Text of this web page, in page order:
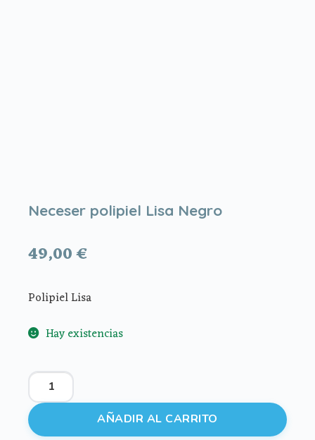
Neceser polipiel Lisa Negro
49,00€
Polipiel Lisa
Hay existencias
Neceser
polipiel
Lisa
Negro
AÑADIR AL CARRITO